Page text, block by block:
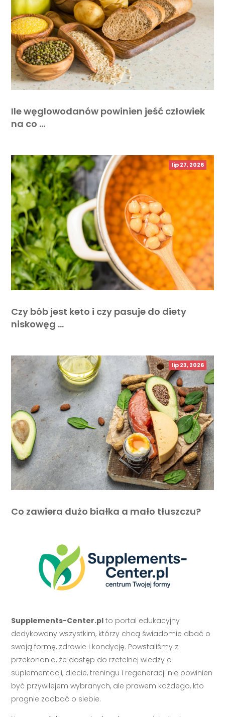
Ile węglowodanów powinien jeść człowiek
na co …
lip 27, 2026
Czy bób jest keto i czy pasuje do diety
niskowęg …
lip 23, 2026
Co zawiera dużo białka a mało tłuszczu?
Supplements-Center.pl to portal edukacyjny
dedykowany wszystkim, którzy chcą świadomie dbać o
swoją formę, zdrowie i kondycję. Powstaliśmy z
przekonania, że dostęp do rzetelnej wiedzy o
suplementacji, diecie, treningu i regeneracji nie powinien
być przywilejem wybranych, ale prawem każdego, kto
pragnie zadbać o siebie.